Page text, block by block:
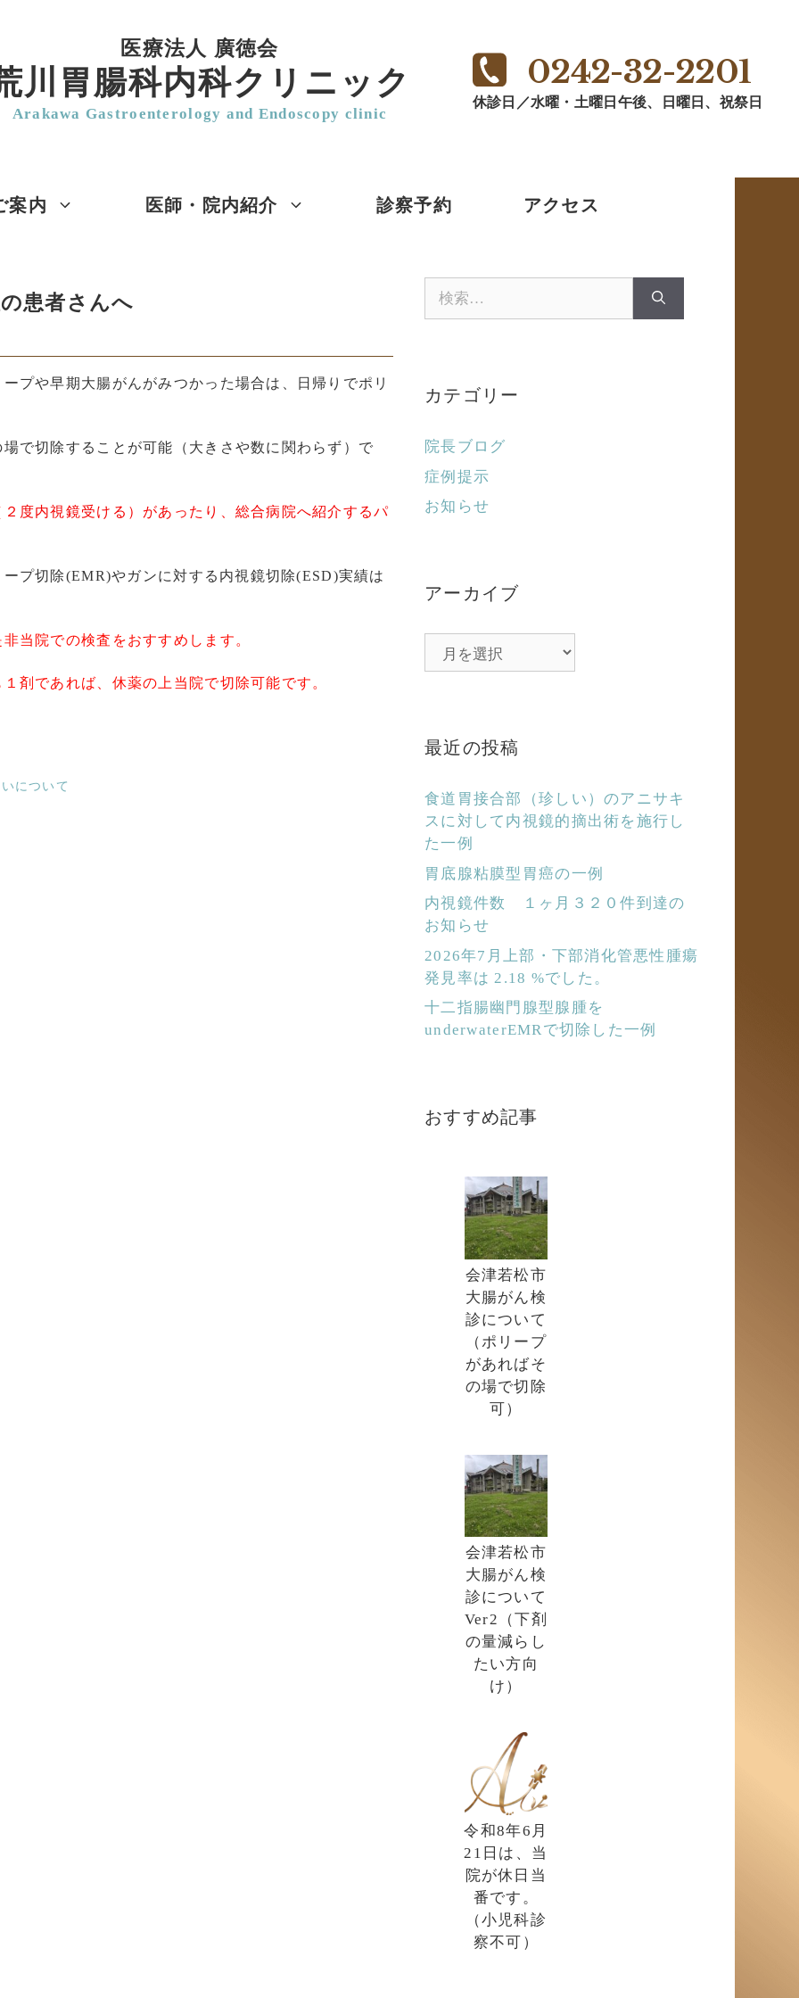
医療法人 廣徳会
川胃腸科内科クリニック
Arakawa Gastroenterology and Endoscopy clinic
0242-32-2201
休診日／水曜・土曜日午後、日曜日、祝祭日
案内 医師・院内紹介 診察予約 アクセス
患者さんへ
プや早期大腸がんがみつかった場合は、日帰りでポリ
で切除することが可能（大きさや数に関わらず）で
度内視鏡受ける）があったり、総合病院へ紹介するパ
プ切除(EMR)やガンに対する内視鏡切除(ESD)実績は
当院での検査をおすすめします。
剤であれば、休薬の上当院で切除可能です。
について
索:
カテゴリー
院長ブログ
症例提示
お知らせ
アーカイブ
最近の投稿
食道胃接合部（珍しい）のアニサキ
スに対して内視鏡的摘出術を施行し
た一例
胃底腺粘膜型胃癌の一例
内視鏡件数 １ヶ月３２０件到達の
お知らせ
2026年7月上部・下部消化管悪性腫瘍
発見率は 2.18 %でした。
十二指腸幽門腺型腺腫を
underwaterEMRで切除した一例
おすすめ記事
会津若松市
大腸がん検
診について
（ポリープ
があればそ
の場で切除
可）
会津若松市
大腸がん検
診について
Ver2（下剤
の量減らし
たい方向
け）
令和8年6月
21日は、当
院が休日当
番です。
（小児科診
察不可）